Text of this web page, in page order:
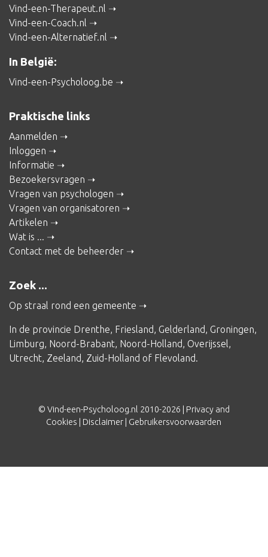
Vind-een-Therapeut.nl
Vind-een-Coach.nl
Vind-een-Alternatief.nl
In België:
Vind-een-Psycholoog.be
Praktische links
Aanmelden
Inloggen
Informatie
Bezoekersvragen
Vragen van psychologen
Vragen van organisatoren
Artikelen
Wat is ...
Contact met de beheerder
Zoek ...
Op straal rond een gemeente
In de provincie Drenthe, Friesland, Gelderland, Groningen,
Limburg, Noord-Brabant, Noord-Holland, Overijssel,
Utrecht, Zeeland, Zuid-Holland of Flevoland.
© Vind-een-Psycholoog.nl 2010-2026 | Privacy and
Cookies
Disclaimer Gebruikersvoorwaarden